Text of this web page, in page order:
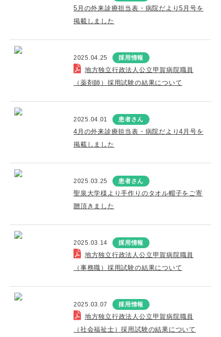
5月の外来診療担当表・病院だより5月号を
掲載しました
2025.04.25 採用情報
地方独立行政法人公立甲賀病院職員
（薬剤師）採用試験の結果について
2025.04.01 患者さん
4月の外来診療担当表・病院だより4月号を
掲載しました
2025.03.25 患者さん
聖泉大学様より手作りのタオル帽子をご寄
贈頂きました
2025.03.14 採用情報
地方独立行政法人公立甲賀病院職員
（事務職）採用試験の結果について
2025.03.07 採用情報
地方独立行政法人公立甲賀病院職員
（社会福祉士）採用試験の結果について